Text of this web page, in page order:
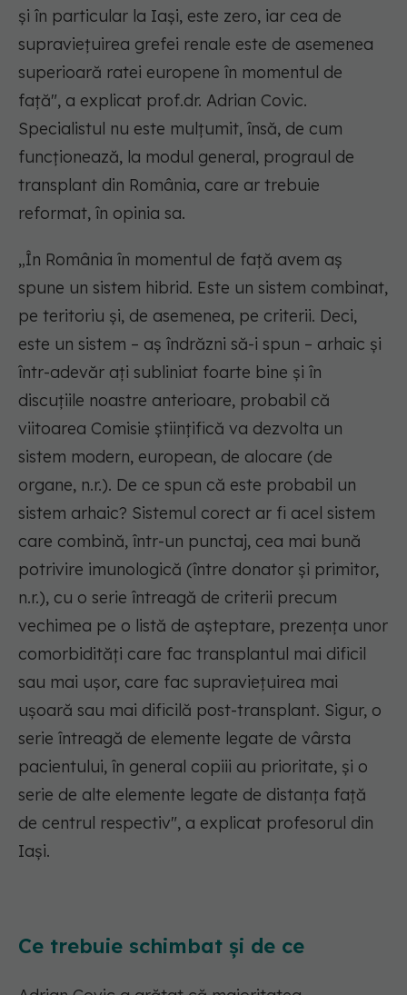
și în particular la Iași, este zero, iar cea de
supraviețuirea grefei renale este de asemenea
superioară ratei europene în momentul de
față", a explicat prof.dr. Adrian Covic.
Specialistul nu este mulțumit, însă, de cum
funcționează, la modul general, prograul de
transplant din România, care ar trebuie
reformat, în opinia sa.
„În România în momentul de față avem aș
spune un sistem hibrid. Este un sistem combinat,
pe teritoriu și, de asemenea, pe criterii. Deci,
este un sistem – aș îndrăzni să-i spun – arhaic și
într-adevăr ați subliniat foarte bine și în
discuțiile noastre anterioare, probabil că
viitoarea Comisie științifică va dezvolta un
sistem modern, european, de alocare (de
organe, n.r.). De ce spun că este probabil un
sistem arhaic? Sistemul corect ar fi acel sistem
care combină, într-un punctaj, cea mai bună
potrivire imunologică (între donator și primitor,
n.r.), cu o serie întreagă de criterii precum
vechimea pe o listă de așteptare, prezența unor
comorbidități care fac transplantul mai dificil
sau mai ușor, care fac supraviețuirea mai
ușoară sau mai dificilă post-transplant. Sigur, o
serie întreagă de elemente legate de vârsta
pacientului, în general copiii au prioritate, și o
serie de alte elemente legate de distanța față
de centrul respectiv", a explicat profesorul din
Iași.
Ce trebuie schimbat și de ce